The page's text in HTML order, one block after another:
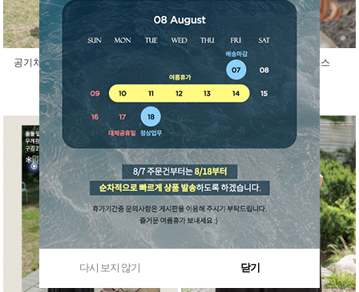
공기처럼 가벼운 소르베 시스루 조끼
50,400원
블랑카 소매리본 프릴 원피스
34,200원
다시 보지 않기 닫기